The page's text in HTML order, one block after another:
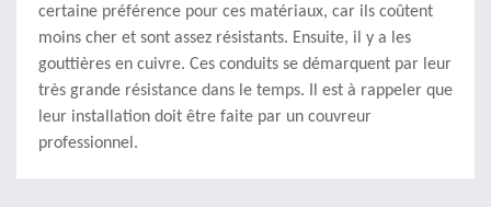
certaine préférence pour ces matériaux, car ils coûtent
moins cher et sont assez résistants. Ensuite, il y a les
gouttières en cuivre. Ces conduits se démarquent par leur
très grande résistance dans le temps. Il est à rappeler que
leur installation doit être faite par un couvreur
professionnel.